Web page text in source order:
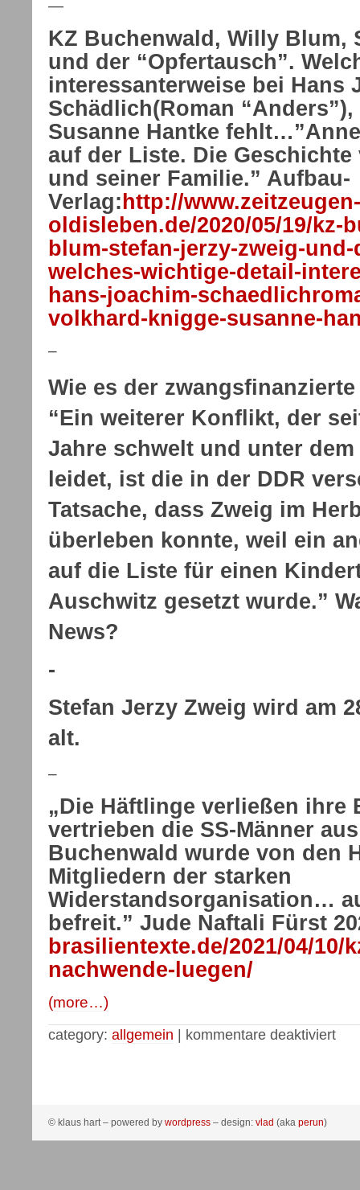
—
KZ Buchenwald, Willy Blum,
und der “Opfertausch”.
interessanterweise bei Hans
Schädlich(Roman
Susanne Hantke
auf der Liste. Die
und seiner Familie.” Aufbau-
Verlag: http://www.zeitzeugen-
oldisleben.de/2020/05/19/kz-
blum-stefan-jerzy-zweig-
welches-wichtige-detail-
hans-joachim-
volkhard-knigge-susanne-
–
Wie es der
“Ein weiterer Konflikt, der
Jahre schwelt und unter
leidet, ist die in der DDR
Tatsache, dass Zweig im
überleben konnte, weil ein
auf die Liste für einen
Auschwitz gesetzt wurde.”
News?
-
Stefan Jerzy Zweig wird am
alt.
–
„Die Häftlinge verließen ihre
vertrieben die SS-Männer
Buchenwald wurde von den
Mitgliedern der starken
Widerstandsorganisation…
befreit.” Jude Naftali Fürst
brasilientexte.de/2021/04/10/
nachwende-luegen/
(more…)
category: allgemein | kommentare deaktiviert
© klaus hart – powered by wordpress – design: vlad (aka perun)